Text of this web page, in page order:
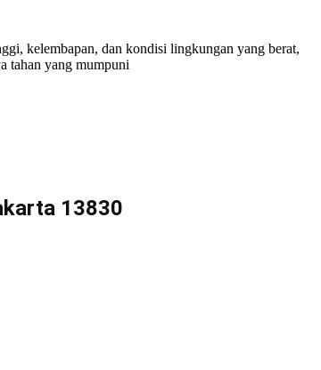
kelembapan, dan kondisi lingkungan yang berat,
tahan yang mumpuni
13830